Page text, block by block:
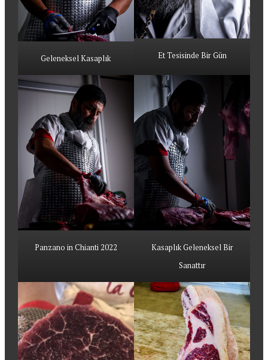
Geleneksel Kasaplık Et Tesisinde Bir Gün
Panzano in Chianti 2022
Kasaplık Geleneksel Bir
Sanattır